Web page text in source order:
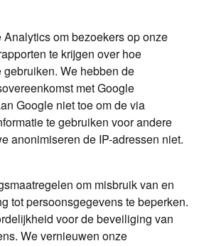
om bezoekers op onze
te krijgen over hoe
We hebben de
met Google
Google niet toe om de via
te gebruiken voor andere
anonimiseren de IP-adressen niet.
om misbruik van en
tot persoonsgegevens te beperken.
voor de beveiliging van
We vernieuwen onze